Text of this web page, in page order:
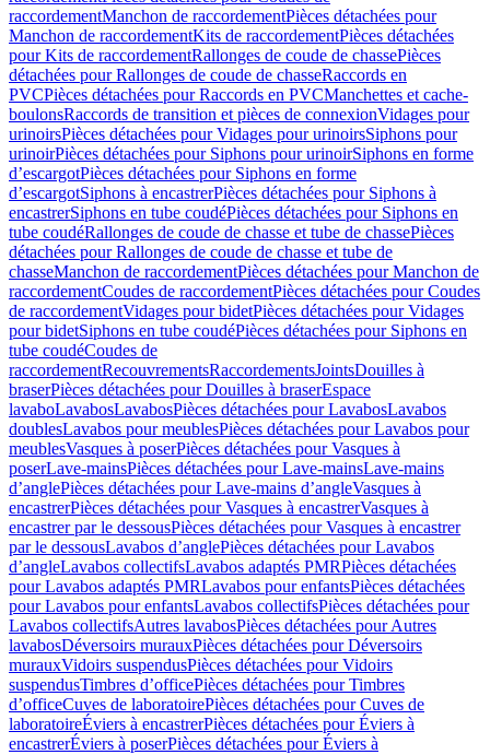
raccordementManchon de raccordementPièces détachées pour
Manchon de raccordementKits de raccordementPièces détachées
pour Kits de raccordementRallonges de coude de chassePièces
détachées pour Rallonges de coude de chasseRaccords en
PVCPièces détachées pour Raccords en PVCManchettes et cache-
boulonsRaccords de transition et pièces de connexionVidages pour
urinoirsPièces détachées pour Vidages pour urinoirsSiphons pour
urinoirPièces détachées pour Siphons pour urinoirSiphons en forme
d’escargotPièces détachées pour Siphons en forme
d’escargotSiphons à encastrerPièces détachées pour Siphons à
encastrerSiphons en tube coudéPièces détachées pour Siphons en
tube coudéRallonges de coude de chasse et tube de chassePièces
détachées pour Rallonges de coude de chasse et tube de
chasseManchon de raccordementPièces détachées pour Manchon de
raccordementCoudes de raccordementPièces détachées pour Coudes
de raccordementVidages pour bidetPièces détachées pour Vidages
pour bidetSiphons en tube coudéPièces détachées pour Siphons en
tube coudéCoudes de
raccordementRecouvrementsRaccordementsJointsDouilles à
braserPièces détachées pour Douilles à braserEspace
lavaboLavabosLavabosPièces détachées pour LavabosLavabos
doublesLavabos pour meublesPièces détachées pour Lavabos pour
meublesVasques à poserPièces détachées pour Vasques à
poserLave-mainsPièces détachées pour Lave-mainsLave-mains
d’anglePièces détachées pour Lave-mains d’angleVasques à
encastrerPièces détachées pour Vasques à encastrerVasques à
encastrer par le dessousPièces détachées pour Vasques à encastrer
par le dessousLavabos d’anglePièces détachées pour Lavabos
d’angleLavabos collectifsLavabos adaptés PMRPièces détachées
pour Lavabos adaptés PMRLavabos pour enfantsPièces détachées
pour Lavabos pour enfantsLavabos collectifsPièces détachées pour
Lavabos collectifsAutres lavabosPièces détachées pour Autres
lavabosDéversoirs murauxPièces détachées pour Déversoirs
murauxVidoirs suspendusPièces détachées pour Vidoirs
suspendusTimbres dʼofficePièces détachées pour Timbres
dʼofficeCuves de laboratoirePièces détachées pour Cuves de
laboratoireÉviers à encastrerPièces détachées pour Éviers à
encastrerÉviers à poserPièces détachées pour Éviers à